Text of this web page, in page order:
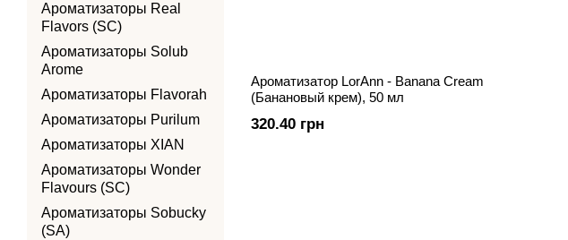
Ароматизатор LorAnn - Banana Cream
(Банановый крем), 50 мл
320.40 грн
Ароматизаторы Real
Flavors (SC)
Ароматизаторы Solub
Arome
Ароматизаторы Flavorah
Ароматизаторы Purilum
Ароматизаторы XIAN
Ароматизаторы Wonder
Flavours (SC)
Ароматизаторы Sobucky
(SA)